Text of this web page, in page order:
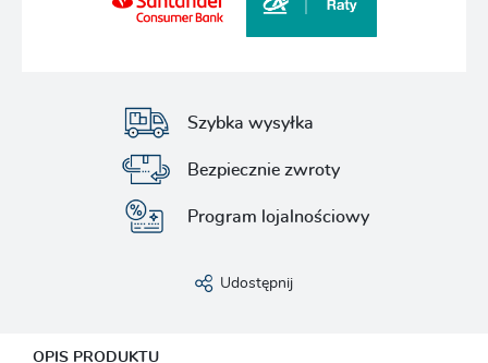
Szybka wysyłka
Bezpiecznie zwroty
Program lojalnościowy
Udostępnij
OPIS PRODUKTU